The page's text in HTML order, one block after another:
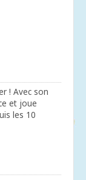
! Avec son
et joue
les 10